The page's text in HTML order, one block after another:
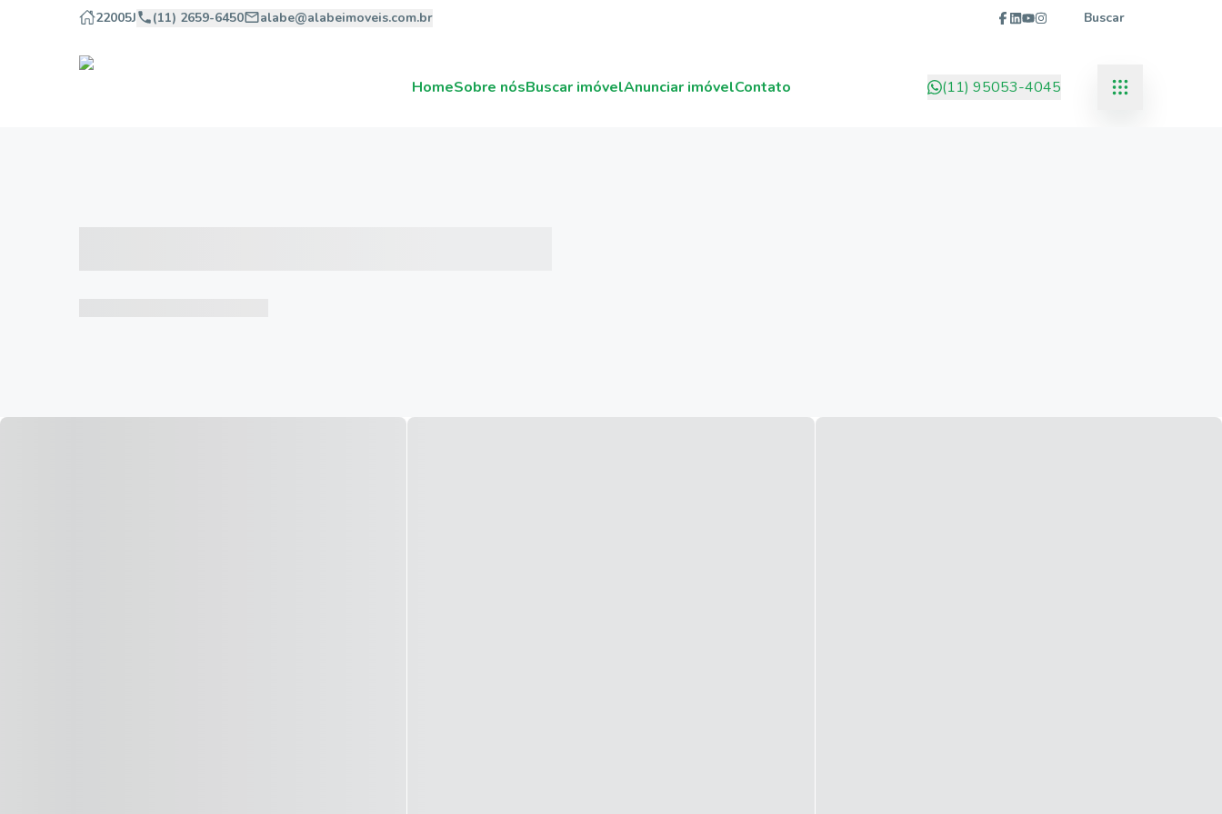
22005J (11) 2659-6450 alabe@alabeimoveis.com.br Buscar
HomeSobre nósBuscar imóvelAnunciar imóvelContato (11) 95053-4045